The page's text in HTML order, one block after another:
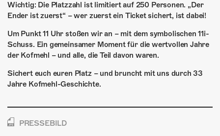
Wichtig: Die Platzzahl ist limitiert auf 250 Personen. „Der
Ender ist zuerst“ – wer zuerst ein Ticket sichert, ist dabei!
Um Punkt 11 Uhr stoßen wir an – mit dem symbolischen 11i-
Schuss. Ein gemeinsamer Moment für die wertvollen Jahre
der Kofmehl – und alle, die Teil davon waren.
Sichert euch euren Platz – und bruncht mit uns durch 33
Jahre Kofmehl-Geschichte.
PRESSEBILD